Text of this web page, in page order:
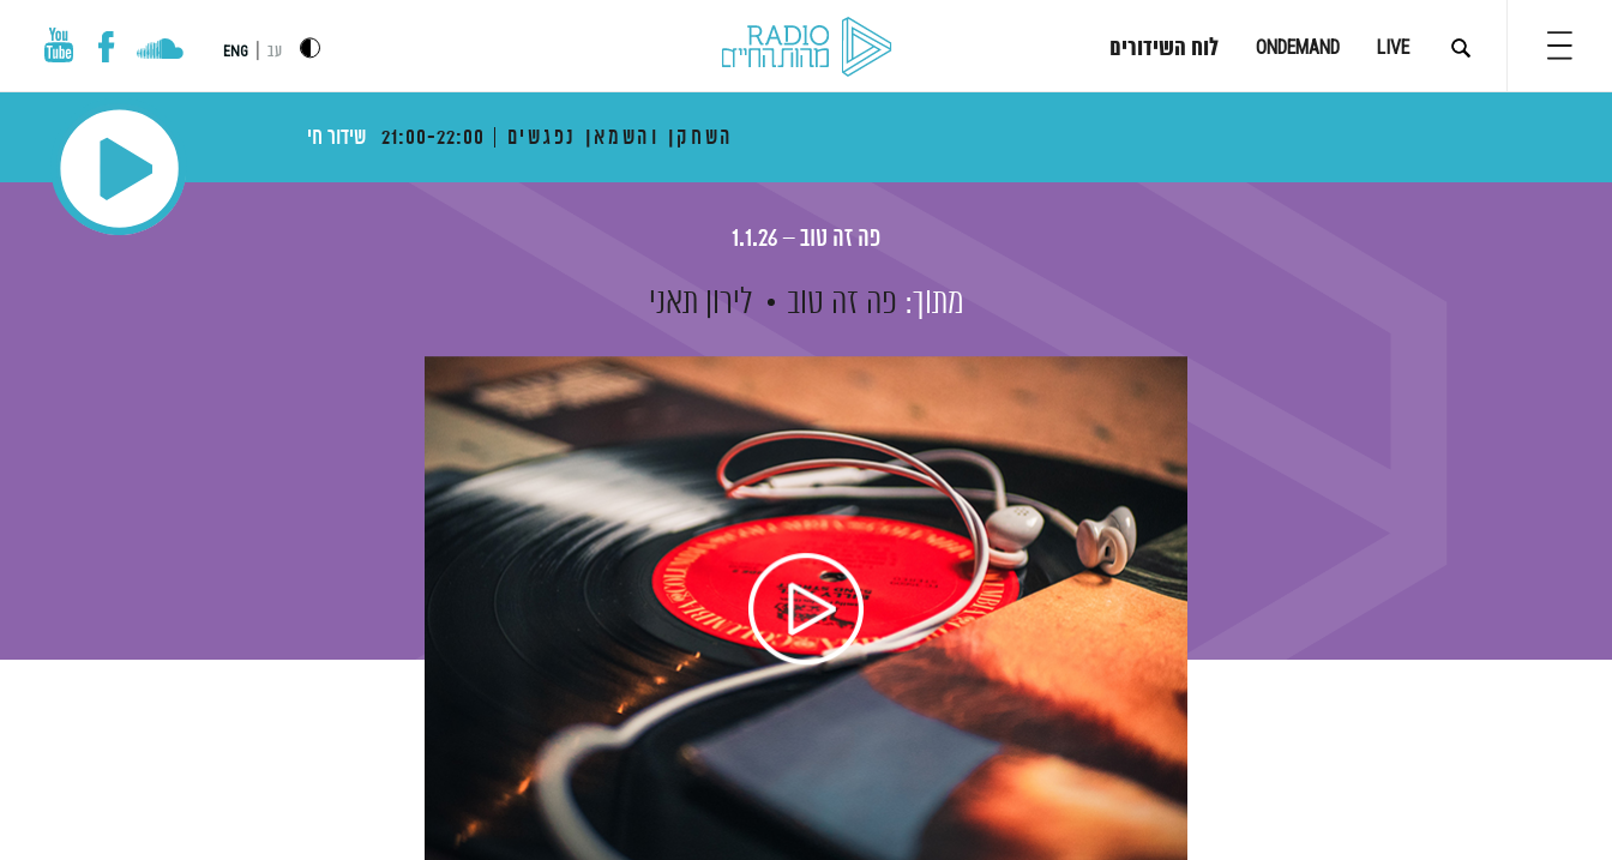
LIVE
ONDEMAND לוח השידורים עב ENG
השחקן והשמאן נפגשים 21:00-22:00 שידור חי
פה זה טוב – 1.1.26
מתוך: פה זה טוב לירון תאני